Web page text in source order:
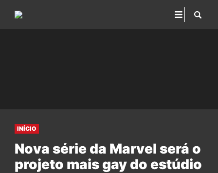
INÍCIO
Nova série da Marvel será o
projeto mais gay do estúdio